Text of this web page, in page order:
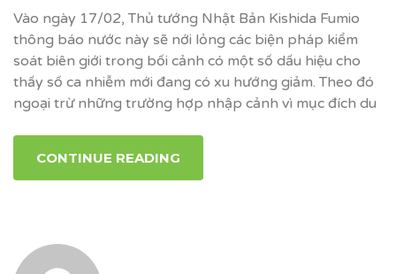
Vào ngày 17/02, Thủ tướng Nhật Bản Kishida Fumio
thông báo nước này sẽ nới lỏng các biện pháp kiểm
soát biên giới trong bối cảnh có một số dấu hiệu cho
thấy số ca nhiễm mới đang có xu hướng giảm. Theo đó
ngoại trừ những trường hợp nhập cảnh vì mục đích du
CONTINUE READING